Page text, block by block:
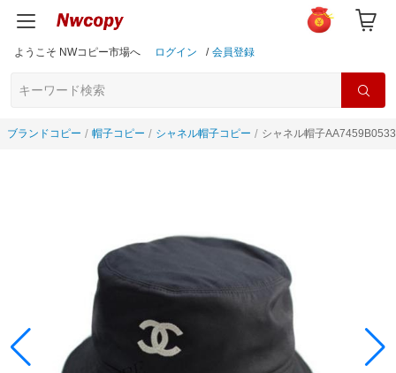
ようこそ NWコピー市場へ ログイン / 会員登録
ブランドコピー 帽子コピー シャネル帽子コピー シャネル帽子